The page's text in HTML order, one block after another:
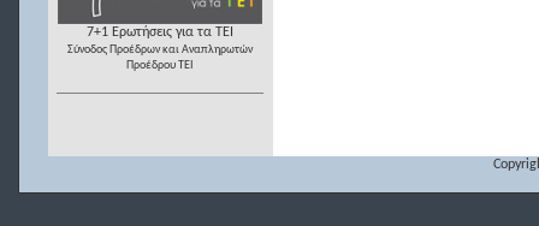
7+1 Ερωτήσεις για τα ΤΕΙ
Σύνοδος Προέδρων και Αναπληρωτών
Προέδρου ΤΕΙ